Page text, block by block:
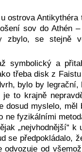
ostrova
sov do Athén
zbylo, se stejně
symbolický a
třeba disk z
bylo by
to krajně
myslelo, měl
ne fyzikálními
„nejvhodnější“
se předpokládalo,
od